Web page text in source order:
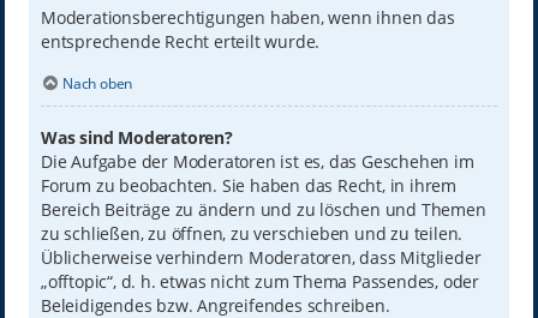
Moderationsberechtigungen haben, wenn ihnen das
entsprechende Recht erteilt wurde.
Nach oben
Was sind Moderatoren?
Die Aufgabe der Moderatoren ist es, das Geschehen im
Forum zu beobachten. Sie haben das Recht, in ihrem
Bereich Beiträge zu ändern und zu löschen und Themen
zu schließen, zu öffnen, zu verschieben und zu teilen.
Üblicherweise verhindern Moderatoren, dass Mitglieder
„offtopic“, d. h. etwas nicht zum Thema Passendes, oder
Beleidigendes bzw. Angreifendes schreiben.